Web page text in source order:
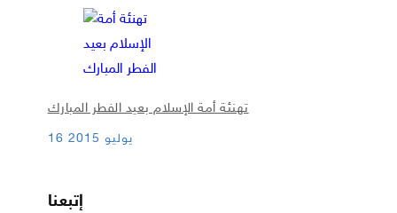
تهنئة أمة الإسلام بعيد الفطر المبارك
16 يوليو 2015
إتبعنا